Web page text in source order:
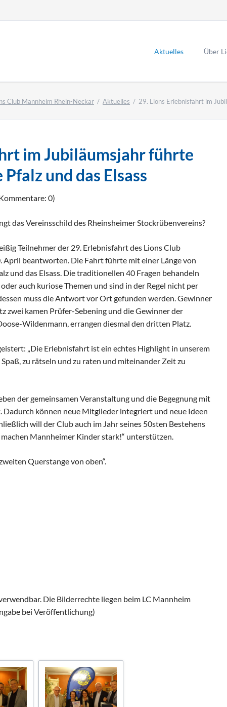
Aktuelles Über
Club Mannheim Rhein-Neckar Aktuelles 29. Lions Erlebnisfahrt im
im Jubiläumsjahr führte
und das Elsass
0)
das Vereinsschild des Rheinsheimer Stockrübenvereins?
Teilnehmer der 29. Erlebnisfahrt des Lions Club
April beantworten. Die Fahrt führte mit einer Länge von
und das Elsass. Die traditionellen 40 Fragen behandeln
auch kuriose Themen und sind in der Regel nicht per
muss die Antwort vor Ort gefunden werden. Gewinner
zwei kamen Prüfer-Sebening und die Gewinner der
Wildenmann, errangen diesmal den dritten Platz.
„Die Erlebnisfahrt ist ein echtes Highlight in unserem
zu rätseln und zu raten und miteinander Zeit zu
der gemeinsamen Veranstaltung und die Begegnung mit
können neue Mitglieder integriert und neue Ideen
will der Club auch im Jahr seines 50sten Bestehens
Mannheimer Kinder stark!“ unterstützen.
Querstange von oben“.
Die Bilderrechte liegen beim LC Mannheim
bei Veröffentlichung)